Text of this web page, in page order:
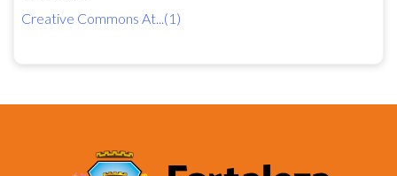
Creative Commons At...(1)